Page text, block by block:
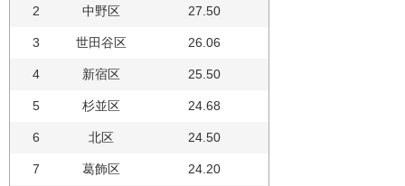
2 中野区 27.50
3 世田谷区 26.06
4 新宿区 25.50
5 杉並区 24.68
6 北区 24.50
7 葛飾区 24.20